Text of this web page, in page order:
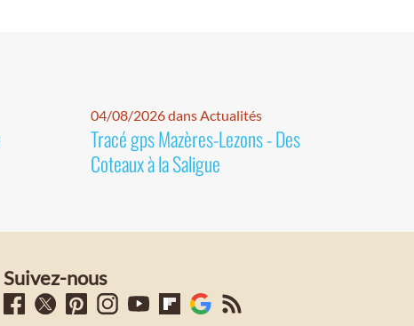
04/08/2026 dans Actualités
Tracé gps Mazères-Lezons - Des
Coteaux à la Saligue
Suivez-nous